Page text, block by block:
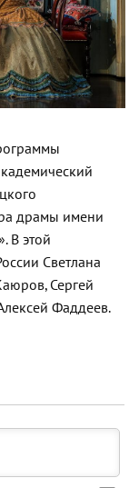
драмы имени
В этой
Светлана
Сергей
Фаддеев.